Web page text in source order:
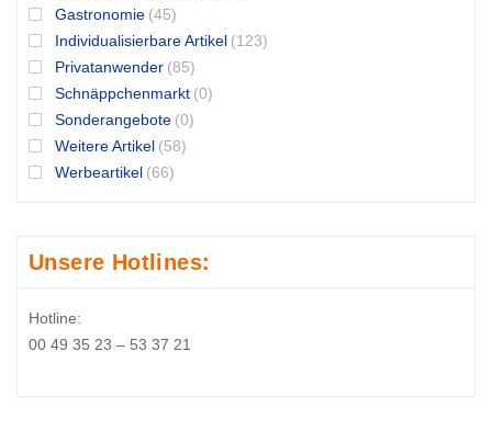
Gastronomie (45)
Individualisierbare Artikel (123)
Privatanwender (85)
Schnäppchenmarkt (0)
Sonderangebote (0)
Weitere Artikel (58)
Werbeartikel (66)
Unsere Hotlines:
Hotline:
00 49 35 23 – 53 37 21